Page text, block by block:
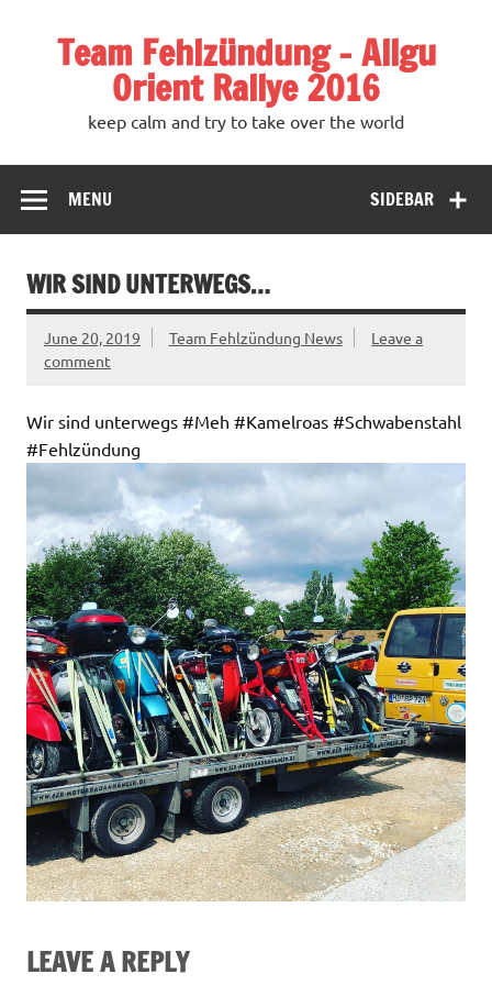
Team Fehlzündung – Allgu
Orient Rallye 2016
keep calm and try to take over the world
SIDEBAR
MENU
WIR SIND UNTERWEGS…
June 20, 2019 Team Fehlzündung News
Leave a
comment
Wir sind unterwegs #Meh #Kamelroas #Schwabenstahl
#Fehlzündung
LEAVE A REPLY